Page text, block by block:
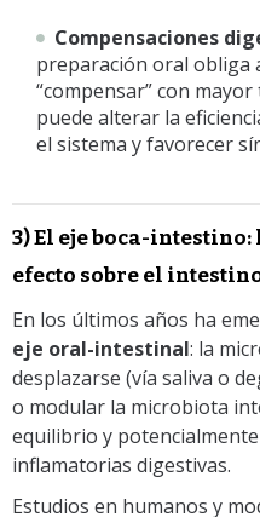
Compensaciones
preparación oral obliga
“compensar” con
puede alterar la
el sistema y favorecer
3) El eje boca-
efecto sobre el
En los últimos años ha
eje oral-intestinal: la
desplazarse (vía saliva o
o modular la microbiota
equilibrio y
inflamatorias digestivas.
Estudios en humanos y